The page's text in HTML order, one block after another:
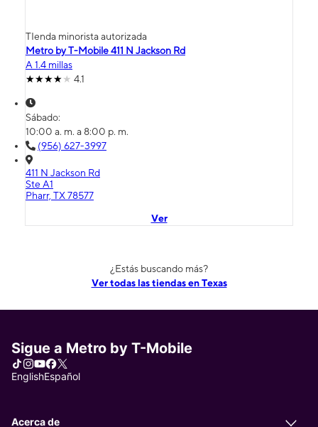
TIenda minorista autorizada
Metro by T-Mobile 411 N Jackson Rd
A 1.4 millas
4.1
Sábado:
10:00 a. m. a 8:00 p. m.
(956) 627-3997
411 N Jackson Rd
Ste A1
Pharr, TX 78577
Ver
¿Estás buscando más?
Ver todas las tiendas en Texas